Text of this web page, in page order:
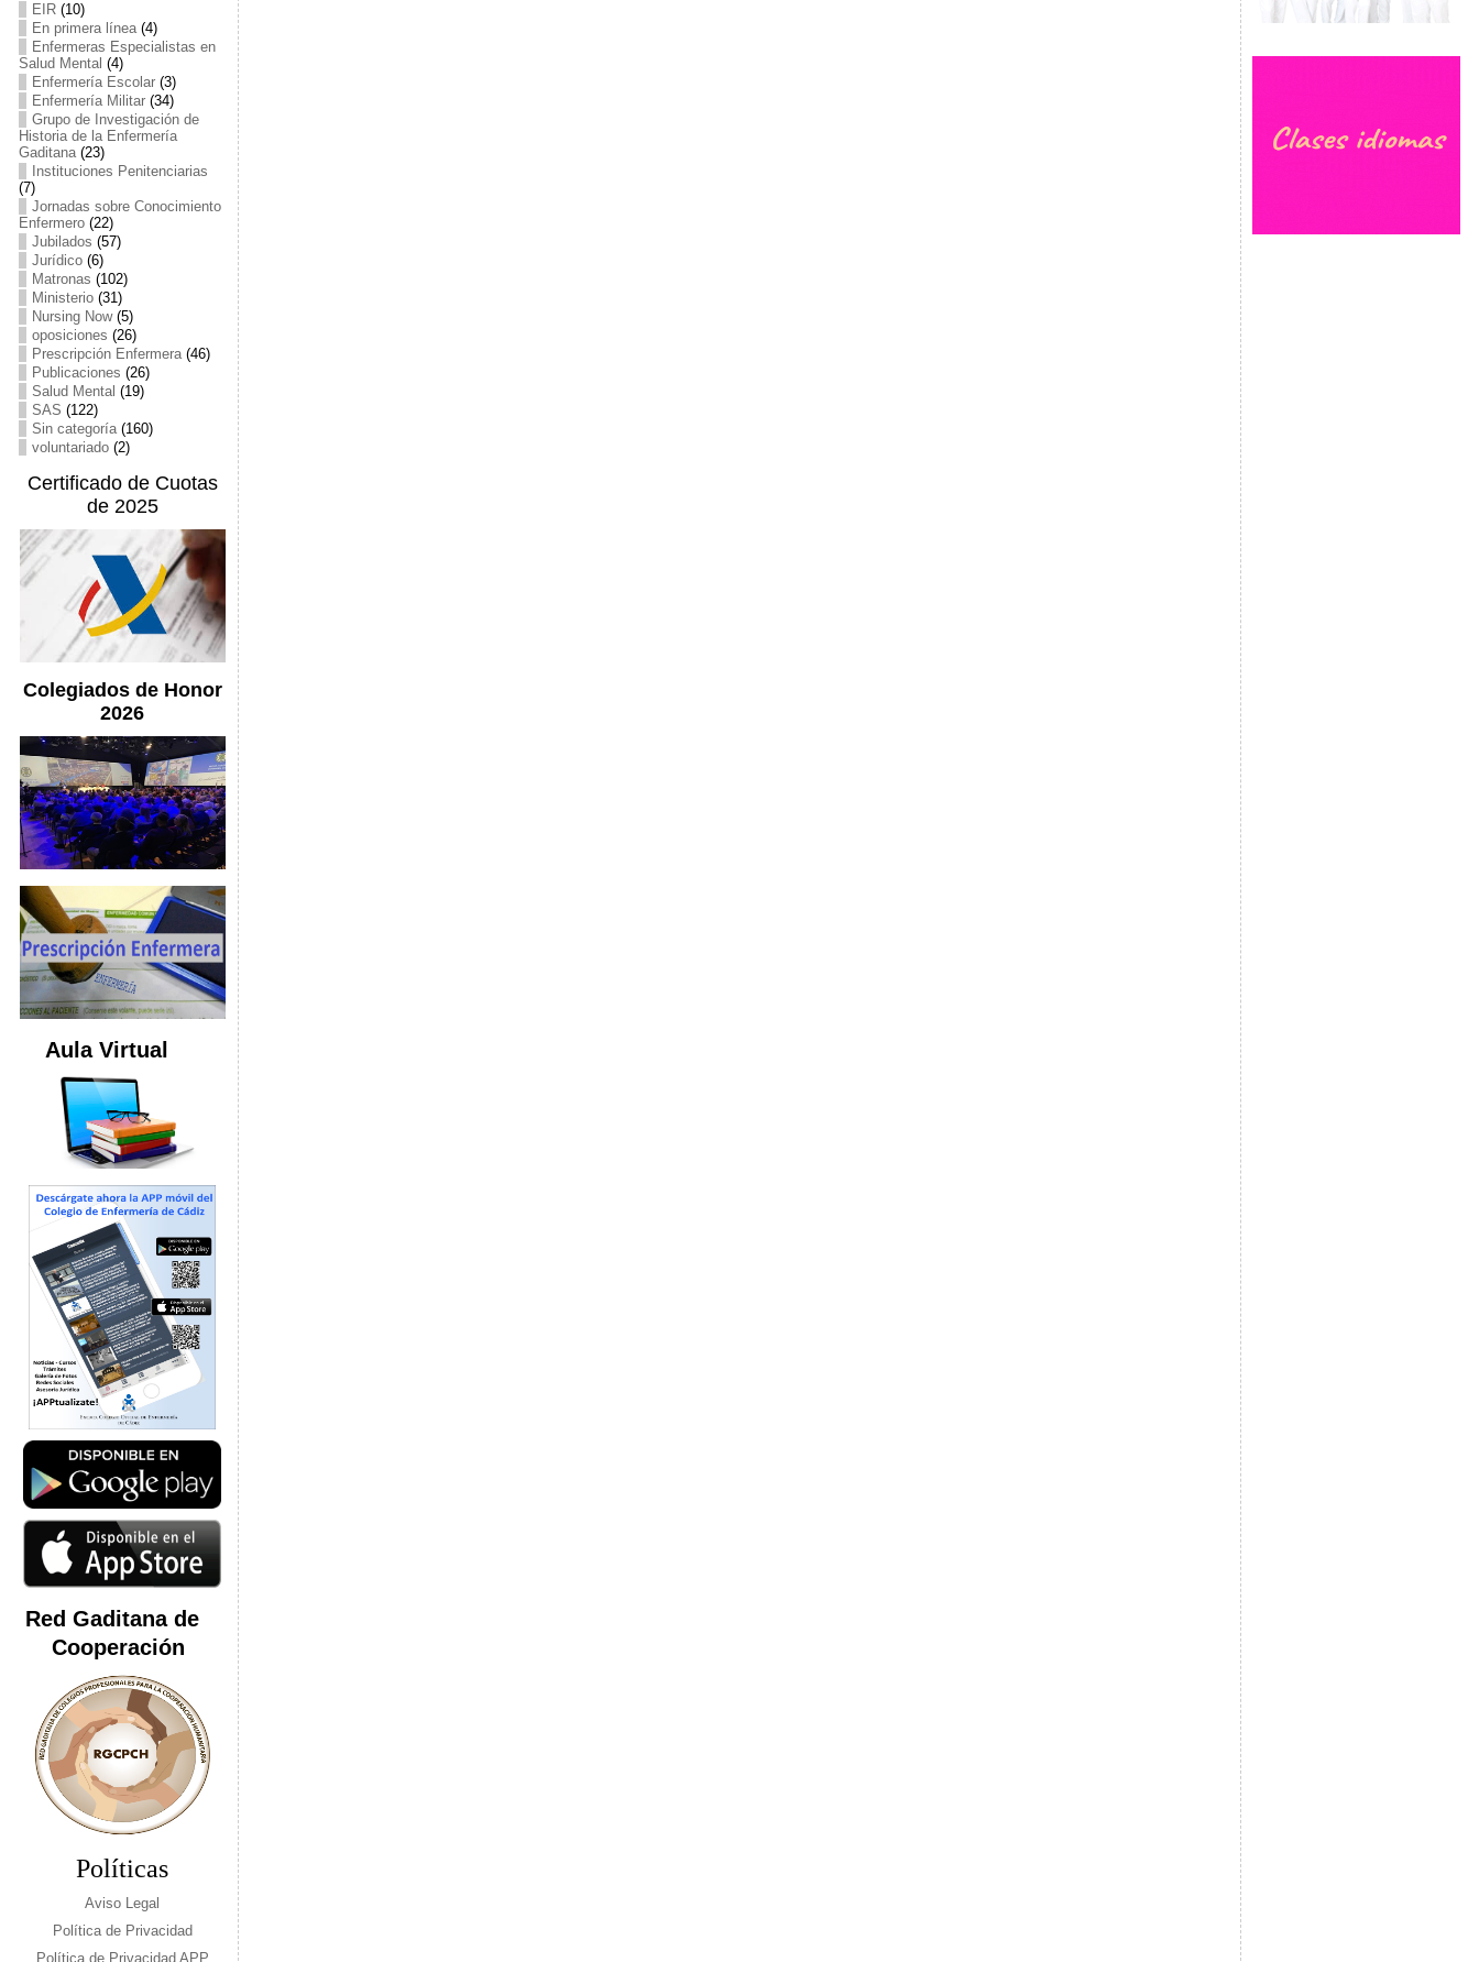
EIR(10)
En primera línea(4)
Enfermeras Especialistas en
Salud Mental (4)
Enfermería Escolar(3)
Enfermería Militar(34)
Grupo de Investigación de
Historia de la Enfermería
Gaditana(23)
Instituciones Penitenciarias
(7)
Jornadas sobre Conocimiento
Enfermero(22)
Jubilados (57)
Jurídico(6)
Matronas (102)
Ministerio(31)
Nursing Now(5)
oposiciones (26)
Prescripción Enfermera(46)
Publicaciones (26)
Salud Mental (19)
SAS (122)
Sin categoría(160)
voluntariado(2)
Certificado de Cuotas
de 2025
Colegiados de Honor
2026
Aula Virtual
Red Gaditana de
Cooperación
Políticas
Aviso Legal
Política de Privacidad
Política de Privacidad APP